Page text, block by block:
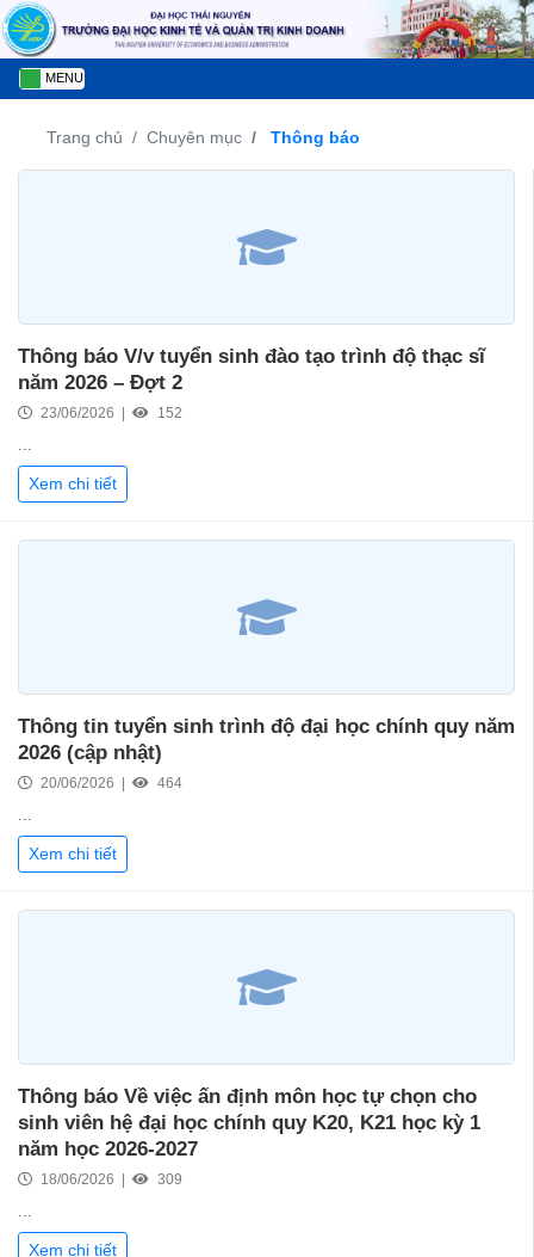
MENU
Trang chủ Chuyên mục Thông báo
Thông báo V/v tuyển sinh đào tạo trình độ thạc sĩ
năm 2026 – Đợt 2
23/06/2026 | 152
...
Xem chi tiết
Thông tin tuyển sinh trình độ đại học chính quy năm
2026 (cập nhật)
20/06/2026 | 464
...
Xem chi tiết
Thông báo Về việc ấn định môn học tự chọn cho
sinh viên hệ đại học chính quy K20, K21 học kỳ 1
năm học 2026-2027
18/06/2026 | 309
...
Xem chi tiết